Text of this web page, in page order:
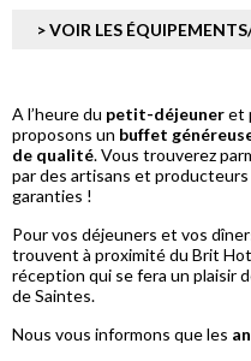
> VOIR LES
A l’heure du petit-déjeuneret
proposons un buffet
de qualité. Vous trouverez
par des artisans et
garanties !
Pour vos déjeuners et vos
trouvent à proximité du Brit
réception qui se fera un plaisir
de Saintes.
Nous vous informons que les